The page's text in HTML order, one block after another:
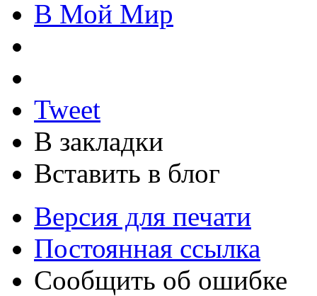
В Мой Мир
Tweet
В закладки
Вставить в блог
Версия для печати
Постоянная ссылка
Сообщить об ошибке